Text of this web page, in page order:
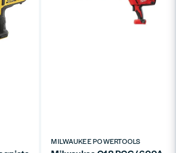
MILWAUKEE POWERTOOLS